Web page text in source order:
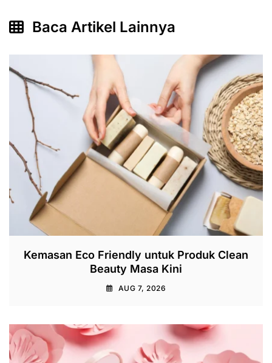
Baca Artikel Lainnya
Kemasan Eco Friendly untuk Produk Clean
Beauty Masa Kini
AUG 7, 2026